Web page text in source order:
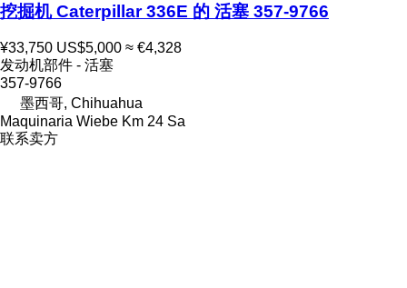
挖掘机 Caterpillar 336E 的 活塞 357-9766
¥33,750 US$5,000 ≈ €4,328
发动机部件 - 活塞
357-9766
墨西哥, Chihuahua
Maquinaria Wiebe Km 24 Sa
联系卖方